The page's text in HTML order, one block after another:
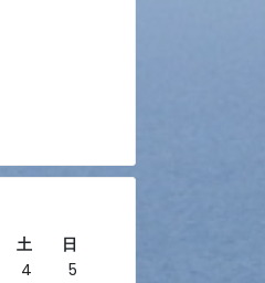
土
日
4
5